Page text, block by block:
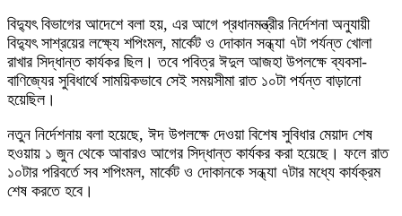
বিদ্যুৎ বিভাগের আদেশে বলা হয়, এর আগে প্রধানমন্ত্রীর নির্দেশনা অনুযায়ী
বিদ্যুৎ সাশ্রয়ের লক্ষ্যে শপিংমল, মার্কেট ও দোকান সন্ধ্যা ৭টা পর্যন্ত খোলা
রাখার সিদ্ধান্ত কার্যকর ছিল। তবে পবিত্র ঈদুল আজহা উপলক্ষে ব্যবসা-
বাণিজ্যের সুবিধার্থে সাময়িকভাবে সেই সময়সীমা রাত ১০টা পর্যন্ত বাড়ানো
হয়েছিল।
নতুন নির্দেশনায় বলা হয়েছে, ঈদ উপলক্ষে দেওয়া বিশেষ সুবিধার মেয়াদ শেষ
হওয়ায় ১ জুন থেকে আবারও আগের সিদ্ধান্ত কার্যকর করা হয়েছে। ফলে রাত
১০টার পরিবর্তে সব শপিংমল, মার্কেট ও দোকানকে সন্ধ্যা ৭টার মধ্যে কার্যক্রম
শেষ করতে হবে।